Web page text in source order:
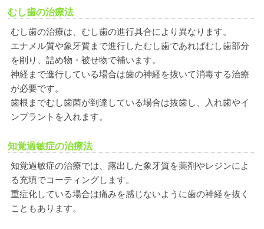
むし歯の治療法
むし歯の治療は、むし歯の進行具合により異なります。
エナメル質や象牙質まで進行したむし歯であればむし歯部分
を削り、詰め物・被せ物で補います。
神経まで進行している場合は歯の神経を抜いて消毒する治療
が必要です。
歯根までむし歯菌が到達している場合は抜歯し、入れ歯やイ
ンプラントを入れます。
知覚過敏症の治療法
知覚過敏症の治療では、露出した象牙質を薬剤やレジンによ
る充填でコーティングします。
重症化している場合は痛みを感じないように歯の神経を抜く
こともあります。